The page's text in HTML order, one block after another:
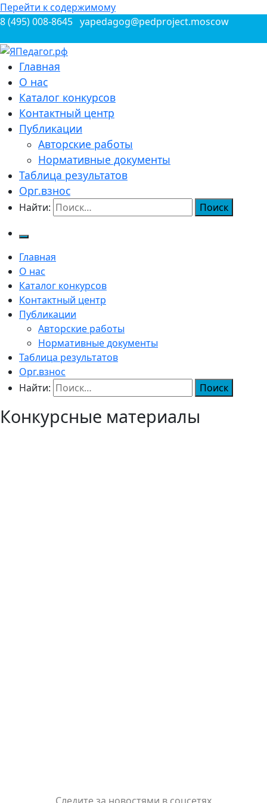
Перейти к содержимому
8 (495) 008-8645 yapedagog@pedproject.moscow
ЯПедагог.рф
Всероссийские конкурсы для педагогов
Главная
О нас
Каталог конкурсов
Контактный центр
Публикации
Авторские работы
Нормативные документы
Таблица результатов
Орг.взнос
Найти:
Главная
О нас
Каталог конкурсов
Контактный центр
Публикации
Авторские работы
Нормативные документы
Таблица результатов
Орг.взнос
Найти:
Конкурсные материалы